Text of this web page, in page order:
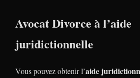
Avocat Divorce à l’aide
juridictionnelle
Vous pouvez obtenir l’aide